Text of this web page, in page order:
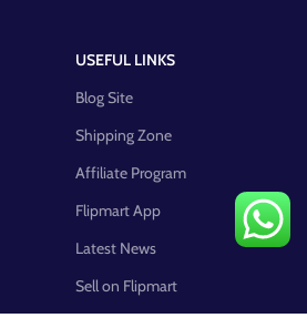
USEFUL LINKS
Blog Site
Shipping Zone
Affiliate Program
Flipmart App
Latest News
Sell on Flipmart